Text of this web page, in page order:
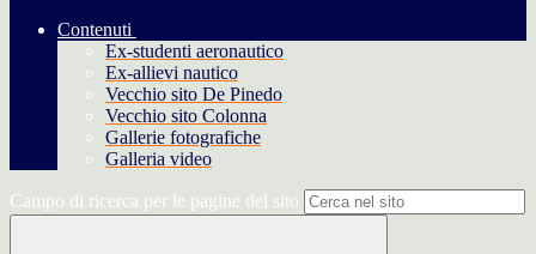
Contenuti
Ex-studenti aeronautico
Ex-allievi nautico
Vecchio sito De Pinedo
Vecchio sito Colonna
Gallerie fotografiche
Galleria video
Campo di ricerca per le pagine del sito